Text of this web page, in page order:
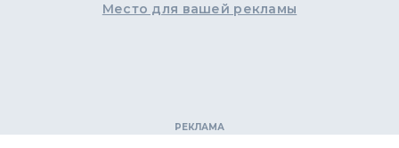
Место для вашей рекламы